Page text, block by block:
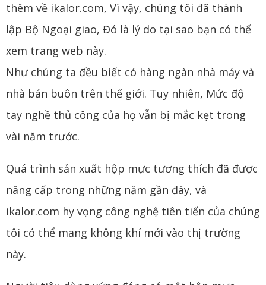
thêm về ikalor.com, Vì vậy, chúng tôi đã thành
lập Bộ Ngoại giao, Đó là lý do tại sao bạn có thể
xem trang web này.
Như chúng ta đều biết có hàng ngàn nhà máy và
nhà bán buôn trên thế giới. Tuy nhiên, Mức độ
tay nghề thủ công của họ vẫn bị mắc kẹt trong
vài năm trước.
Quá trình sản xuất hộp mực tương thích đã được
nâng cấp trong những năm gần đây, và
ikalor.com hy vọng công nghệ tiên tiến của chúng
tôi có thể mang không khí mới vào thị trường
này.